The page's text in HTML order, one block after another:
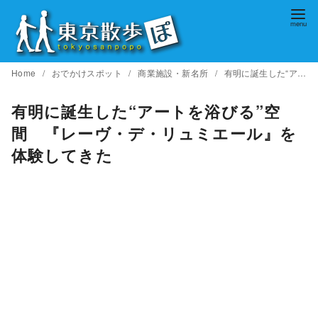
ンHome おでかけスポット 商業施設・新名所 有明に誕生した“アートを浴びる”空間 『レーヴ・デ・リュミエール』を体験してきた
有明に誕生した“アートを浴びる”空
間 『レーヴ・デ・リュミエール』を
体験してきた